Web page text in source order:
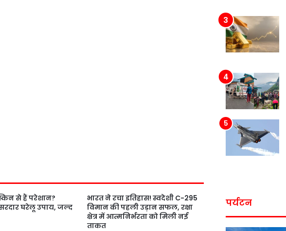
से हैं परेशान?
घरेलू उपाय, जल्द
भारत ने रचा इतिहास! स्वदेशी C-295
विमान की पहली उड़ान सफल, रक्षा
क्षेत्र में आत्मनिर्भरता को मिली नई
ताकत
पर्यटन